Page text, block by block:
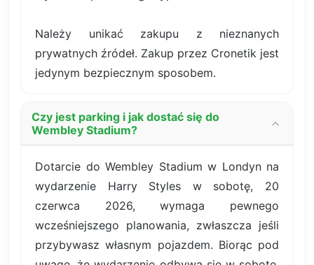
Należy unikać zakupu z nieznanych
prywatnych źródeł. Zakup przez Cronetik jest
jedynym bezpiecznym sposobem.
Czy jest parking i jak dostać się do
Wembley Stadium?
Dotarcie do Wembley Stadium w Londyn na
wydarzenie Harry Styles w sobotę, 20
czerwca 2026, wymaga pewnego
wcześniejszego planowania, zwłaszcza jeśli
przybywasz własnym pojazdem. Biorąc pod